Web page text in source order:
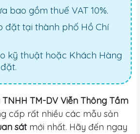
bao gồm thuế VAT 10%.
đặt tại thành phố Hồ Chí
kỹ thuật hoặc Khách Hàng
TM-DV Viễn Thông Tầm
cấp rất nhiều các mẫu sản
sátmới nhất. Hãy đến ngay